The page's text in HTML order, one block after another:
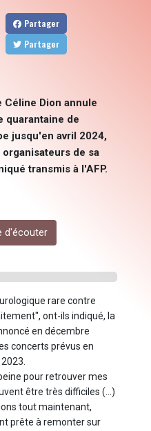
Partager
Partager
Céline Dion annule
quarantaine de
jusqu'en avril 2024,
de sa
transmis à l'AFP.
d'écouter
rare contre
ont-ils indiqué, la
en décembre
concerts prévus en
pour retrouver mes
être très difficiles (...)
tout maintenant,
prête à remonter sur